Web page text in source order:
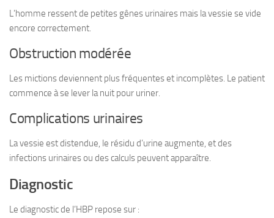
L’homme ressent de petites gênes urinaires mais la vessie se vide
encore correctement.
Obstruction modérée
Les mictions deviennent plus fréquentes et incomplètes. Le patient
commence à se lever la nuit pour uriner.
Complications urinaires
La vessie est distendue, le résidu d’urine augmente, et des
infections urinaires ou des calculs peuvent apparaître.
Diagnostic
Le diagnostic de l’HBP repose sur :